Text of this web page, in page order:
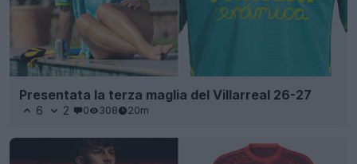
Presentata la terza maglia del Villarreal 26-27
6 2 0 308 20m